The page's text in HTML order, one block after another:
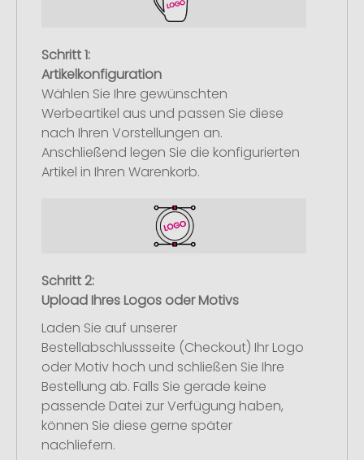
Schritt 1:
Artikelkonfiguration
Wählen Sie Ihre gewünschten
Werbeartikel aus und passen Sie diese
nach Ihren Vorstellungen an.
Anschließend legen Sie die konfigurierten
Artikel in Ihren Warenkorb.
Schritt 2:
Upload Ihres Logos oder Motivs
Laden Sie auf unserer
Bestellabschlussseite (Checkout) Ihr Logo
oder Motiv hoch und schließen Sie Ihre
Bestellung ab. Falls Sie gerade keine
passende Datei zur Verfügung haben,
können Sie diese gerne später
nachliefern.